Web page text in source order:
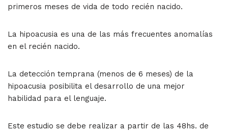
primeros meses de vida de todo recién nacido.
La hipoacusia es una de las más frecuentes anomalías
en el recién nacido.
La detección temprana (menos de 6 meses) de la
hipoacusia posibilita el desarrollo de una mejor
habilidad para el lenguaje.
Este estudio se debe realizar a partir de las 48hs. de